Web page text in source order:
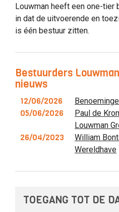
Louwman heeft een one-tier
in dat de uitvoerende en
is één bestuur zitten.
Bestuurders
nieuws
12/06/2026
05/06/2026
Paul de
Louwman
26/04/2023
William
Wereldhave
TOEGANG TOT DE